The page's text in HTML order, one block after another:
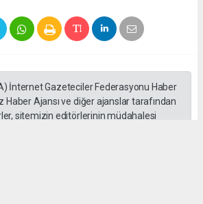
İnternet Gazeteciler Federasyonu Haber
Haber Ajansı ve diğer ajanslar tarafından
sitemizin editörlerinin müdahalesi